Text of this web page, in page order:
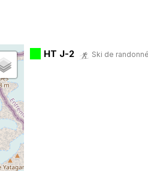
HT J-2 Ski de